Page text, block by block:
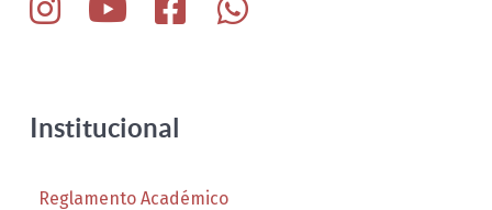
Institucional
Reglamento Académico